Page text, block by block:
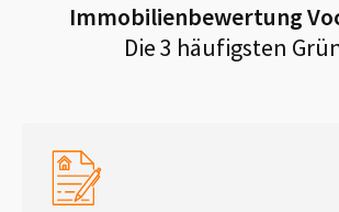
Immobilienbewertung
Die 3 häufigsten